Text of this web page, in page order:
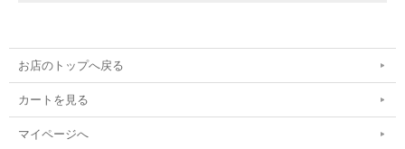
お店のトップへ戻る
カートを見る
マイページへ